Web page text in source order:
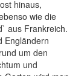
hinaus,
wie die
aus Frankreich.
Engländern
um den
und